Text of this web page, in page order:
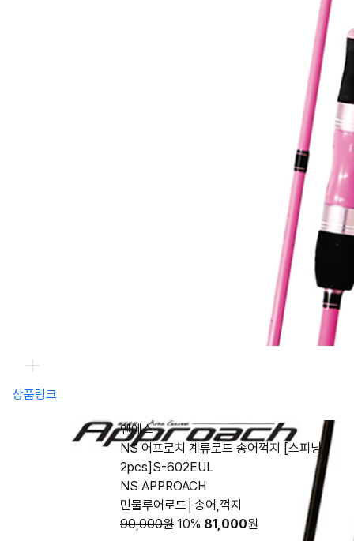
상품링크
엔에스
NS 어프로치 계류로드 송어꺽지 [스피닝
2pcs]S-602EUL
NS APPROACH
민물루어로드│송어,꺽지
90,000원 10% 81,000원